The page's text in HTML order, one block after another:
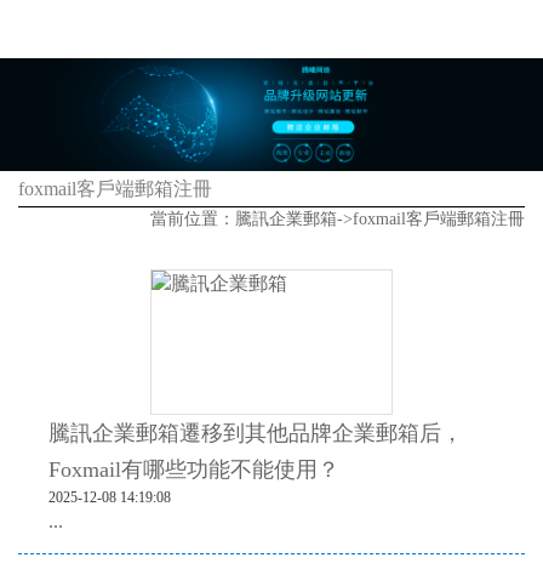
foxmail客戶端郵箱注冊
當前位置： 騰訊企業郵箱->foxmail客戶端郵箱注冊
騰訊企業郵箱遷移到其他品牌企業郵箱后，
Foxmail有哪些功能不能使用？
2025-12-08 14:19:08
...